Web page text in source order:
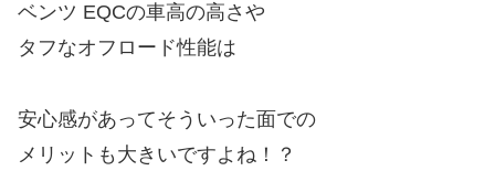
ベンツ EQCの車高の高さや
タフなオフロード性能は
安心感があってそういった面での
メリットも大きいですよね！？